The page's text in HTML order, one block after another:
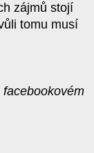
zájmů stojí
tomu musí